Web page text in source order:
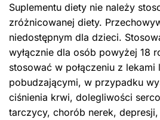
Suplementu diety nie należy
zróżnicowanej diety.
niedostępnym dla dzieci.
wyłącznie dla osób powyżej 18
stosować w połączeniu z
pobudzającymi, w przypadku
ciśnienia krwi, dolegliwości
tarczycy, chorób nerek,